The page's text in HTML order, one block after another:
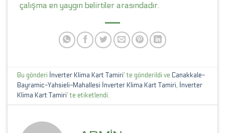
çalışma en yaygın belirtiler arasındadır.
Bu gönderi İnverter Klima Kart Tamiri’ te gönderildi veCanakkale-
Bayramic-Yahsieli-Mahallesi İnverter Klima Kart Tamiri, İnverter
Klima Kart Tamiri’ te etiketlendi.